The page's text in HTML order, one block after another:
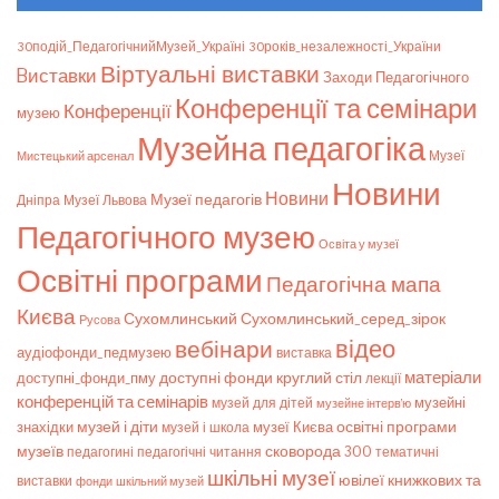
30подій_ПедагогічнийМузей_Україні 30років_незалежності_України
Bиставки Віртуальні виставки Заходи Педагогічного
музею Конференції Конференції та семінари
Мистецький арсенал Музейна педагогіка Музеї
Дніпра Музеї Львова Музеї педагогів Новини Новини
Педагогічного музею Освіта у музеї
Освітні програми Педагогічна мапа
Києва Русова Сухомлинський Сухомлинський_серед_зірок
аудіофонди_педмузею вебінари виставка відео
доступні_фонди_пмудоступні фонди круглий стіл лекції матеріали
конференцій та семінарів музей для дітей музейне інтерв’ю музейні
знахідки музей і діти музей і школа музеї Києваосвітні програми
музеїв педагогині педагогічні читання сковорода 300 тематичні
виставки фонди шкільний музей шкільні музеї ювілеї книжкових та